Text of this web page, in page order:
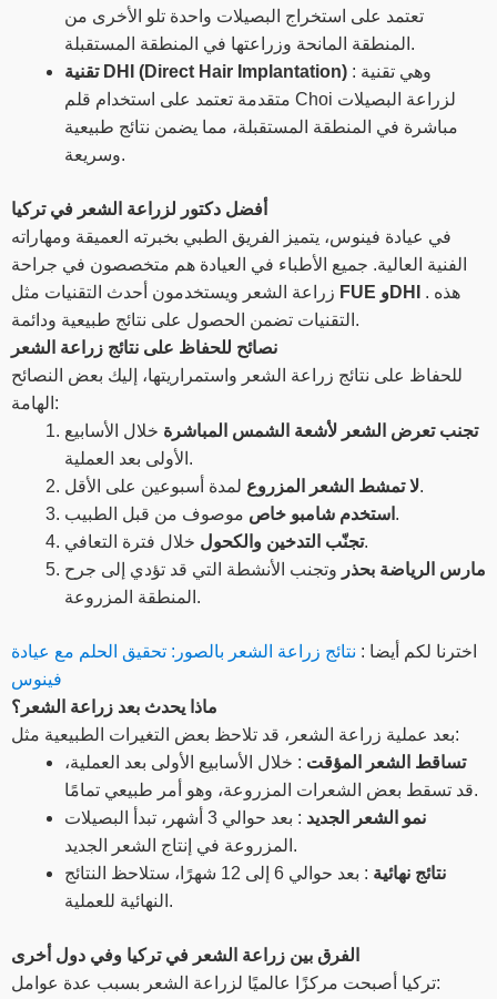
تعتمد على استخراج البصيلات واحدة تلو الأخرى من
المنطقة المانحة وزراعتها في المنطقة المستقبلة.
تقنية DHI (Direct Hair Implantation) : وهي تقنية
متقدمة تعتمد على استخدام قلم Choi لزراعة البصيلات
مباشرة في المنطقة المستقبلة، مما يضمن نتائج طبيعية
وسريعة.
أفضل دكتور لزراعة الشعر في تركيا
في عيادة فينوس، يتميز الفريق الطبي بخبرته العميقة ومهاراته
الفنية العالية. جميع الأطباء في العيادة هم متخصصون في جراحة
FUE وDHI . هذه
التقنيات تضمن الحصول على نتائج طبيعية ودائمة.
نصائح للحفاظ على نتائج زراعة الشعر
للحفاظ على نتائج زراعة الشعر واستمراريتها، إليك بعض النصائح
الهامة:
تجنب تعرض الشعر لأشعة الشمس المباشرة خلال الأسابيع
الأولى بعد العملية.
لا تمشط الشعر المزروعلمدة أسبوعين على الأقل.
استخدم شامبو خاص موصوف من قبل الطبيب.
تجنّب التدخين والكحولخلال فترة التعافي.
مارس الرياضة بحذر وتجنب الأنشطة التي قد تؤدي إلى جرح
المنطقة المزروعة.
اخترنا لكم أيضا : نتائج زراعة الشعر بالصور: تحقيق الحلم مع عيادة
فينوس
ماذا يحدث بعد زراعة الشعر؟
بعد عملية زراعة الشعر، قد تلاحظ بعض التغيرات الطبيعية مثل:
تساقط الشعر المؤقت : خلال الأسابيع الأولى بعد العملية،
قد تسقط بعض الشعرات المزروعة، وهو أمر طبيعي تمامًا.
نمو الشعر الجديد
: بعد حوالي 3 أشهر، تبدأ البصيلات
المزروعة في إنتاج الشعر الجديد.
نتائج نهائية
: بعد حوالي 6 إلى 12 شهرًا، ستلاحظ النتائج
النهائية للعملية.
الفرق بين زراعة الشعر في تركيا وفي دول أخرى
تركيا أصبحت مركزًا عالميًا لزراعة الشعر بسبب عدة عوامل: